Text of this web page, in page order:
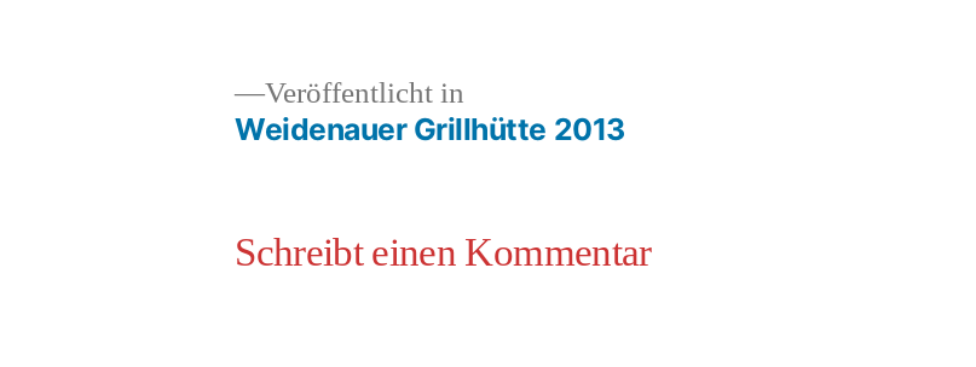
Veröffentlicht in
Weidenauer Grillhütte 2013